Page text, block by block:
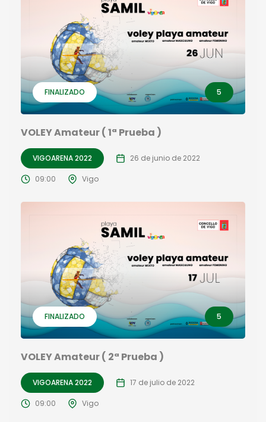
FINALIZADO 5
VOLEY Amateur ( 1ª Prueba )
VIGOARENA 2022 26 de junio de 2022
09:00 Vigo
FINALIZADO 5
VOLEY Amateur ( 2ª Prueba )
VIGOARENA 2022 17 de julio de 2022
09:00 Vigo